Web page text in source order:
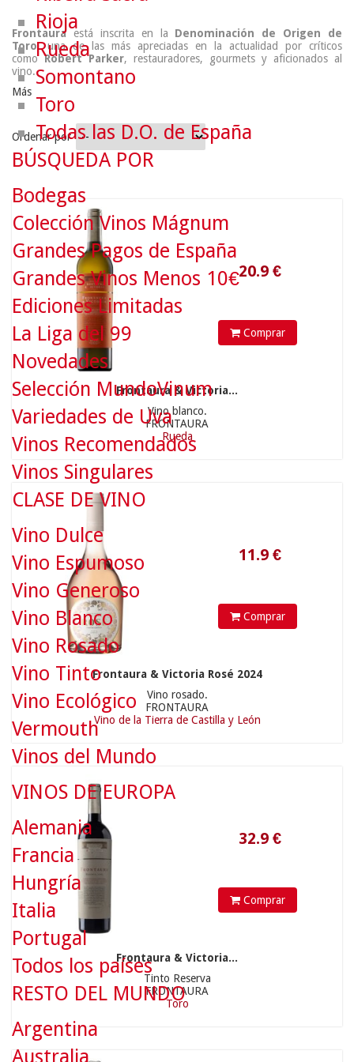
Frontaura está inscrita en la Denominación de Origen de
Toro, una de las más apreciadas en la actualidad por críticos
comoRobert Parker, restauradores, gourmets y aficionados al
vino.
Más
Ordenar por
Comprar
Frontaura & Victoria...
Vino blanco.
FRONTAURA
Rueda
Comprar
Frontaura & Victoria Rosé 2024
Vino rosado.
FRONTAURA
Vino de la Tierra de Castilla y León
32.9
Comprar
Frontaura & Victoria...
Tinto Reserva
FRONTAURA
Toro
Rioja
Rueda
Somontano
Toro
Todas las D.O. de España
BÚSQUEDA POR
Bodegas
Colección Vinos Mágnum
Grandes Pagos de España
Grandes Vinos Menos 10€
Ediciones Limitadas
La Liga del 99
Novedades
Selección MundoVinum
Variedades de Uva
Vinos Recomendados
Vinos Singulares
CLASE DE VINO
Vino Dulce
Vino Espumoso
Vino Generoso
Vino Blanco
Vino Rosado
Vino Tinto
Vino Ecológico
Vermouth
Vinos del Mundo
VINOS DE EUROPA
Alemania
Francia
Hungría
Italia
Portugal
Todos los países
RESTO DEL MUNDO
Argentina
Australia